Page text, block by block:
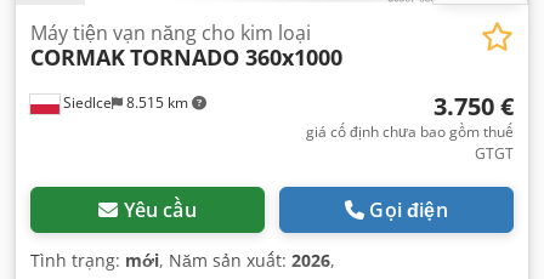
Siedlce 8.515 km
Máy tiện vạn năng cho kim loại
CORMAKTORNADO 360x1000
3.750 €
giá cố định chưa bao gồm thuế
GTGT
Yêu cầu Gọi điện
Tình trạng: mới, Năm sản xuất: 2026,